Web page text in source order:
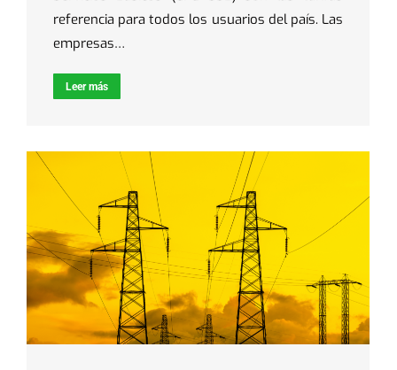
referencia para todos los usuarios del país. Las
empresas…
Leer más